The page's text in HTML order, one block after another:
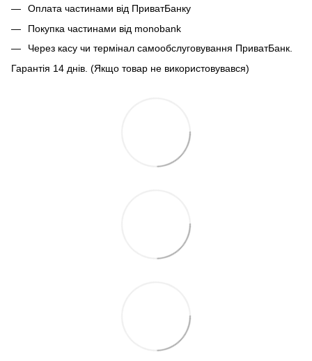
Оплата частинами від ПриватБанку
Покупка частинами від monobank
Через касу чи термінал самообслуговування ПриватБанк.
Гарантія 14 днів. (Якщо товар не використовувався)